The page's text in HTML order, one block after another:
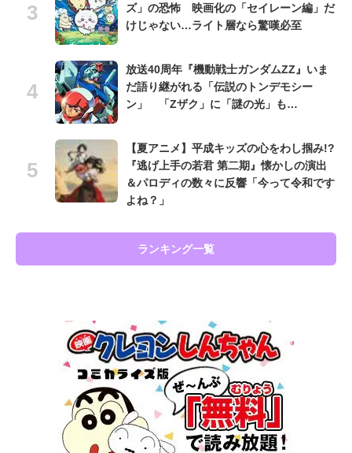
ズ」の恐怖 映画化の「セイレーン編」だ
けじゃない…ライト層なら驚嘆必至
放送40周年『機動戦士ガンダムZZ』いま
だ語り継がれる「伝説のトンデモシー
ン」 「Zザク」に「謎の光」も…
【夏アニメ】平成キッズの心をわし掴み!?
『逃げ上手の若君 第二期』懐かしの演出
＆パロディの数々に反響「今って令和です
よね？」
ランキング一覧